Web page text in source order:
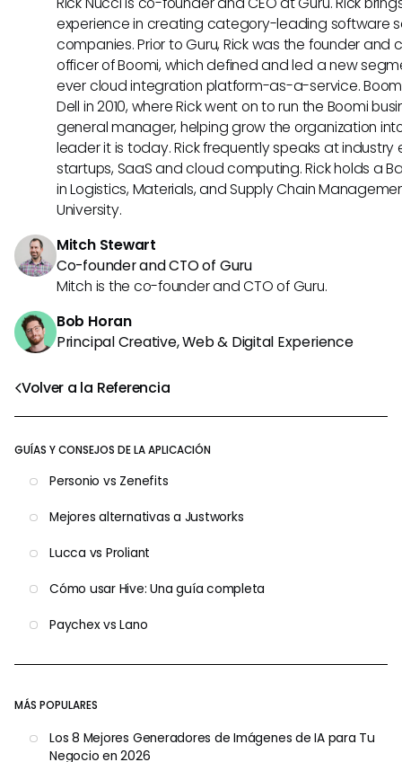
Volver a la Referencia
GUÍAS Y CONSEJOS DE LA APLICACIÓN
Personio vs Zenefits
Mejores alternativas a Justworks
Lucca vs Proliant
Cómo usar Hive: Una guía completa
Paychex vs Lano
MÁS POPULARES
Los 8 Mejores Generadores de Imágenes de IA para Tu
Negocio en 2026
experience in creating category-leading software
companies. Prior to Guru, Rick was the founder and
officer of Boomi, which defined and led a new
ever cloud integration platform-as-a-service.
Dell in 2010, where Rick went on to run the Boomi
general manager, helping grow the organization
leader it is today. Rick frequently speaks at
startups, SaaS and cloud computing. Rick holds a
in Logistics, Materials, and Supply Chain
University.
Mitch Stewart
Co-founder and CTO of Guru
Mitch is the co-founder and CTO of Guru.
Bob Horan
Principal Creative, Web & Digital Experience